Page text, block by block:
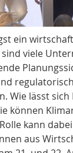
ein
viele
Wie lässt
können
kann
aus